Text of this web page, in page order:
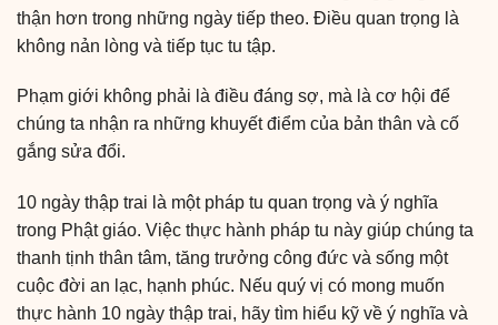
thận hơn trong những ngày tiếp theo. Điều quan trọng là
không nản lòng và tiếp tục tu tập.
Phạm giới không phải là điều đáng sợ, mà là cơ hội để
chúng ta nhận ra những khuyết điểm của bản thân và cố
gắng sửa đổi.
10 ngày thập trai là một pháp tu quan trọng và ý nghĩa
trong Phật giáo. Việc thực hành pháp tu này giúp chúng ta
thanh tịnh thân tâm, tăng trưởng công đức và sống một
cuộc đời an lạc, hạnh phúc. Nếu quý vị có mong muốn
thực hành 10 ngày thập trai, hãy tìm hiểu kỹ về ý nghĩa và